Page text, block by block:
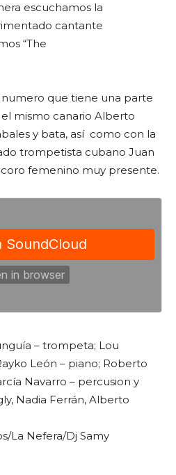
escuchamos la
cantante
“The
que tiene una parte
mismo canario Alberto
y bata, así como con la
trompetista cubano Juan
femenino muy presente.
– trompeta; Lou
León – piano; Roberto
Navarro – percusion y
Nadia Ferrán, Alberto
La Nefera/Dj Samy